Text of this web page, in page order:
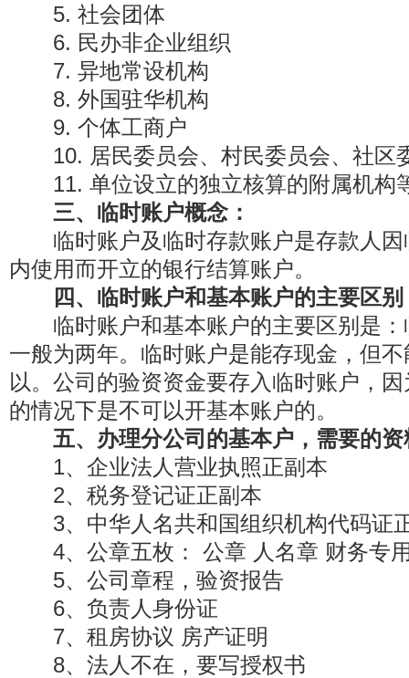
5. 社会团体
6. 民办非企业组织
7. 异地常设机构
8. 外国驻华机构
9. 个体工商户
10. 居民委员会、村民委员会、社区
11. 单位设立的独立核算的附属机构
三、临时账户概念：
临时账户及临时存款账户是存款人因
内使用而开立的银行结算账户。
四、临时账户和基本账户的主要区别
临时账户和基本账户的主要区别是：
一般为两年。临时账户是能存现金，但
以。公司的验资资金要存入临时账户，
的情况下是不可以开基本账户的。
五、办理分公司的基本户，需要的资
1、企业法人营业执照正副本
2、税务登记证正副本
3、中华人名共和国组织机构代码证
4、公章五枚： 公章 人名章 财务专
5、公司章程，验资报告
6、负责人身份证
7、租房协议 房产证明
8、法人不在，要写授权书